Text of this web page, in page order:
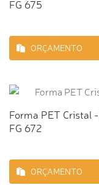
FG 675
ORÇAMENTO
Forma PET Cristal
FG 672
ORÇAMENTO